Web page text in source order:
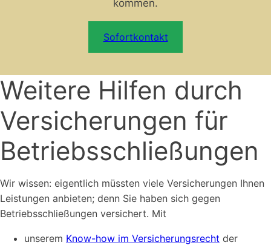
kommen.
Sofortkontakt
Weitere Hilfen durch
Versicherungen für
Betriebsschließungen
Wir wissen: eigentlich müssten viele Versicherungen Ihnen
Leistungen anbieten; denn Sie haben sich gegen
Betriebsschließungen versichert. Mit
unserem Know-how im Versicherungsrecht der